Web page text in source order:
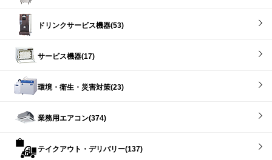
ドリンクサービス機器(53)
サービス機器(17)
環境・衛生・災害対策(23)
業務用エアコン(374)
テイクアウト・デリバリー(137)